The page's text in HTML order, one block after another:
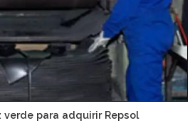
verde para adquirir Repsol